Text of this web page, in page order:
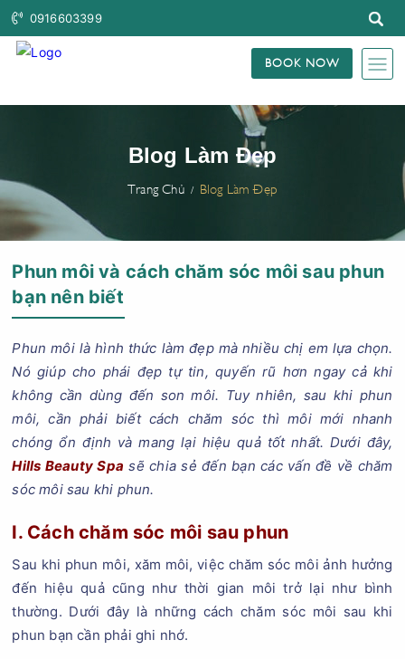
0916603399
BOOK NOW
Blog Làm Đẹp
Trang Chủ Blog Làm Đẹp
Phun môi và cách chăm sóc môi sau phun
bạn nên biết
Phun môi là hình thức làm đẹp mà nhiều chị em lựa chọn.
Nó giúp cho phái đẹp tự tin, quyến rũ hơn ngay cả khi
không cần dùng đến son môi. Tuy nhiên, sau khi phun
môi, cần phải biết cách chăm sóc thì môi mới nhanh
chóng ổn định và mang lại hiệu quả tốt nhất. Dưới đây,
Hills Beauty Spa sẽ chia sẻ đến bạn các vấn đề về chăm
sóc môi sau khi phun.
I. Cách chăm sóc môi sau phun
Sau khi phun môi, xăm môi, việc chăm sóc môi ảnh hưởng
đến hiệu quả cũng như thời gian môi trở lại như bình
thường. Dưới đây là những cách chăm sóc môi sau khi
phun bạn cần phải ghi nhớ.